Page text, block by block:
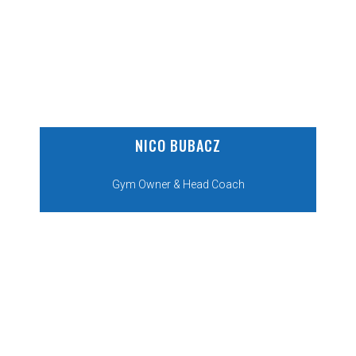
NICO BUBACZ
Gym Owner & Head Coach